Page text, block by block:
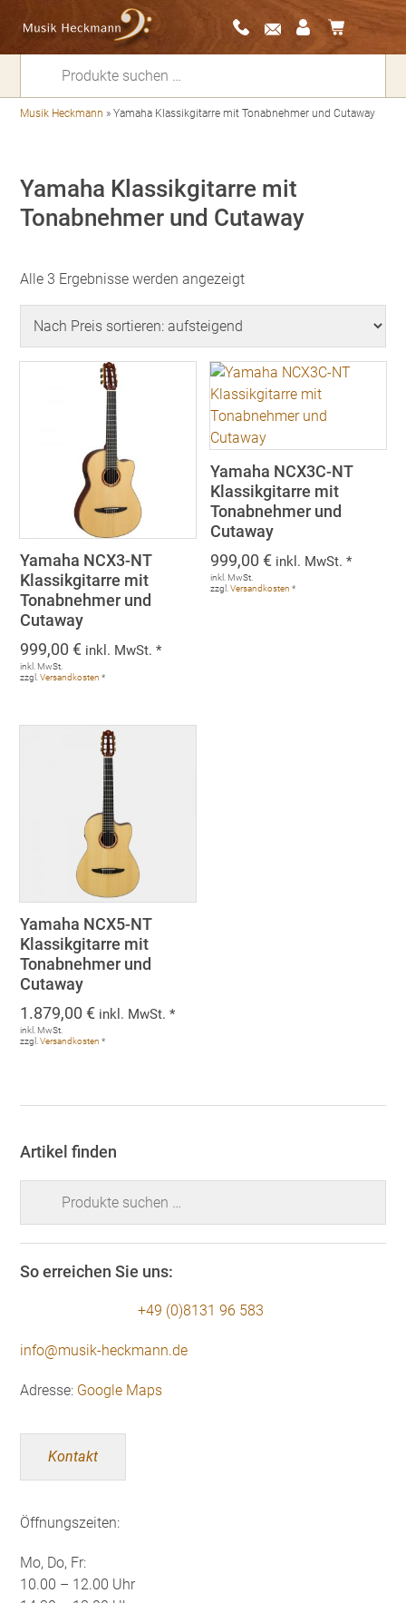
Musik Heckmann »Yamaha Klassikgitarre mit Tonabnehmer und Cutaway
Yamaha Klassikgitarre mit
Tonabnehmer und Cutaway
Alle 3 Ergebnisse werden angezeigtNach
aufsteigend
Yamaha NCX3-NT
Klassikgitarre mit
Tonabnehmer und
Cutaway
999,00€ inkl. MwSt. *
inkl. MwSt.
zzgl.Versandkosten *
Yamaha NCX3C-NT
Klassikgitarre mit
Tonabnehmer und
Cutaway
999,00€ inkl. MwSt. *
inkl. MwSt.
zzgl.Versandkosten *
Yamaha NCX5-NT
Klassikgitarre mit
Tonabnehmer und
Cutaway
1.879,00€ inkl. MwSt. *
inkl. MwSt.
zzgl.Versandkosten *
Artikel finden
So erreichen Sie uns:
+49 (0)8131 96 583
info@musik-heckmann.de
Adresse: Google Maps
Kontakt
Öffnungszeiten:
Mo, Do, Fr:
10.00 – 12.00 Uhr